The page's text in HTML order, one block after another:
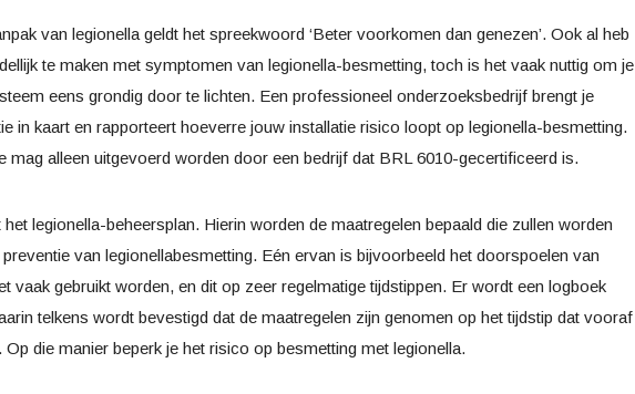
van legionella geldt het spreekwoord ‘Beter voorkomen dan genezen’. Ook al heb
te maken met symptomen van legionella-besmetting, toch is het vaak nuttig om je
eens grondig door te lichten. Een professioneel onderzoeksbedrijf brengt je
in kaart en rapporteert hoeverre jouw installatie risico loopt op legionella-besmetting.
mag alleen uitgevoerd worden door een bedrijf dat BRL 6010-gecertificeerd is.
legionella-beheersplan. Hierin worden de maatregelen bepaald die zullen worden
van legionellabesmetting. Eén ervan is bijvoorbeeld het doorspoelen van
vaak gebruikt worden, en dit op zeer regelmatige tijdstippen. Er wordt een logboek
telkens wordt bevestigd dat de maatregelen zijn genomen op het tijdstip dat vooraf
Op die manier beperk je het risico op besmetting met legionella.